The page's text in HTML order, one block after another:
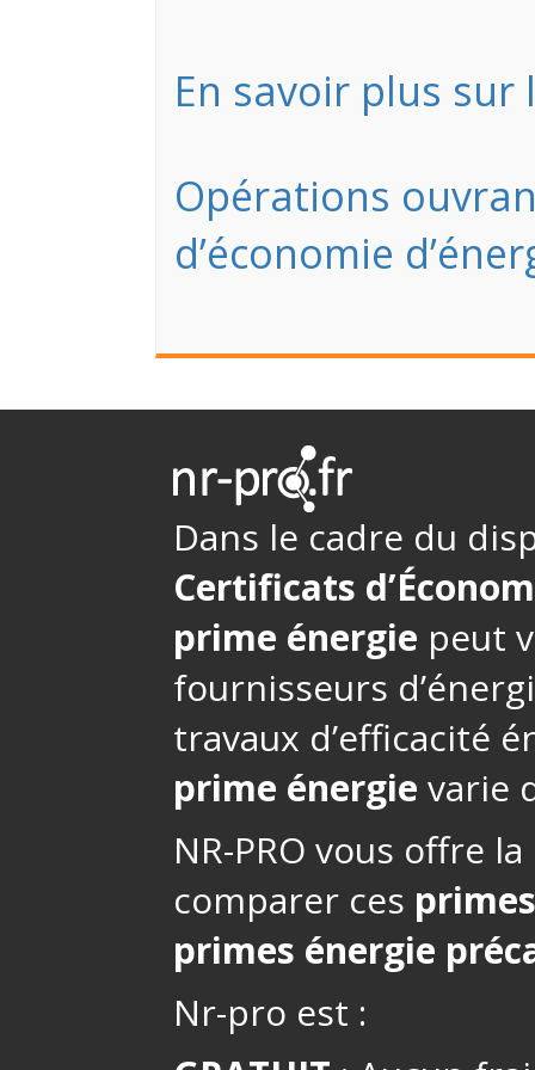
En savoir plus sur
Opérations
d’économie
Dans le cadre du
Certificats
prime énergie peut
fournisseurs
travaux d’efficacité
prime énergie varie
NR-PRO vous offre
comparer ces
primes énergie
Nr-pro est :